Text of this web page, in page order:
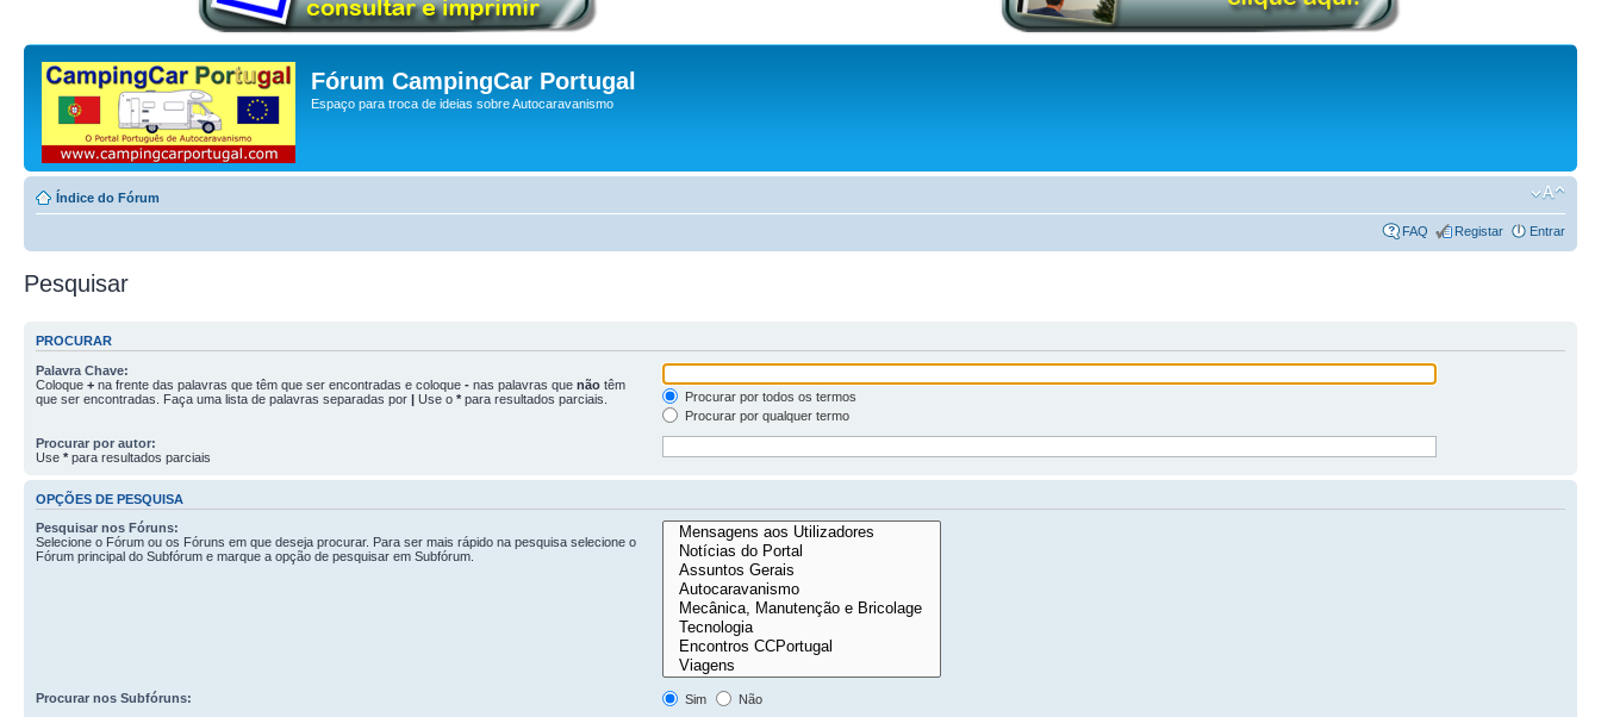
Fórum CampingCar Portugal
Espaço para troca de ideias sobre Autocaravanismo
Índice do Fórum
FAQ Registar Entrar
Pesquisar
PROCURAR
Palavra Chave:
Coloque + na frente das palavras que têm que ser encontradas e coloque - nas palavras que não têm
que ser encontradas. Faça uma lista de palavras separadas por | Use o * para resultados parciais.
Procurar por todos os termos
Procurar por qualquer termo
Procurar por autor:
Use * para resultados parciais
OPÇÕES DE PESQUISA
Pesquisar nos Fóruns:
Selecione o Fórum ou os Fóruns em que deseja procurar. Para ser mais rápido na pesquisa selecione o
Fórum principal do Subfórum e marque a opção de pesquisar em Subfórum.
Procurar nos Subfóruns: Sim Não